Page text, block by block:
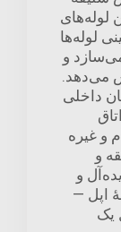
لوله‌ها
و
می‌دهد.
داخلی
و غیره
و
و
اپل —
یک